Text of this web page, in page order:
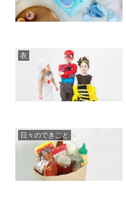
衣
日々のできごと